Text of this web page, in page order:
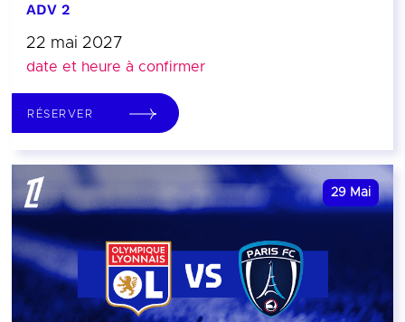
ADV 2
22 mai 2027
date et heure à confirmer
RÉSERVER
29 Mai